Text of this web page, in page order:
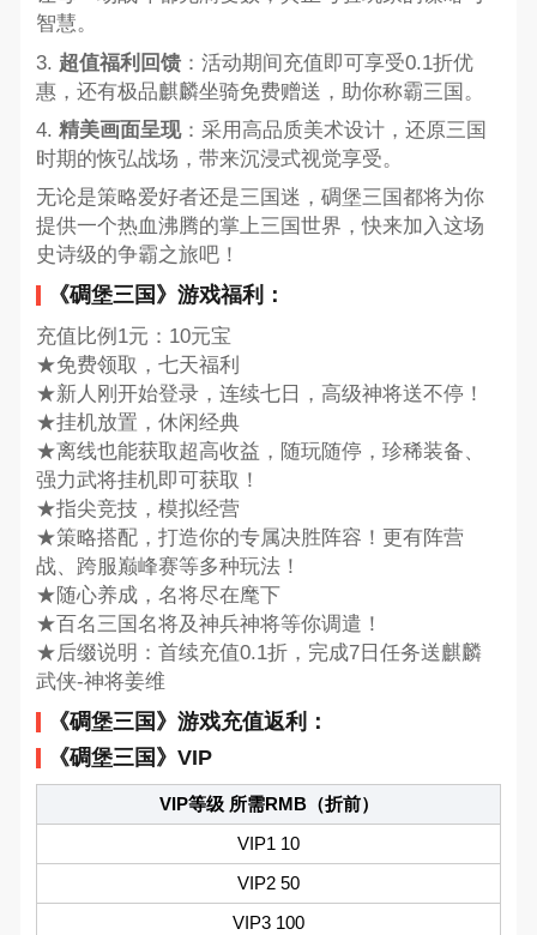
智慧。
3. 超值福利回馈：活动期间充值即可享受0.1折优
惠，还有极品麒麟坐骑免费赠送，助你称霸三国。
4. 精美画面呈现：采用高品质美术设计，还原三国
时期的恢弘战场，带来沉浸式视觉享受。
无论是策略爱好者还是三国迷，碉堡三国都将为你
提供一个热血沸腾的掌上三国世界，快来加入这场
史诗级的争霸之旅吧！
《碉堡三国》游戏福利：
充值比例1元：10元宝
★免费领取，七天福利
★新人刚开始登录，连续七日，高级神将送不停！
★挂机放置，休闲经典
★离线也能获取超高收益，随玩随停，珍稀装备、
强力武将挂机即可获取！
★指尖竞技，模拟经营
★策略搭配，打造你的专属决胜阵容！更有阵营
战、跨服巅峰赛等多种玩法！
★随心养成，名将尽在麾下
★百名三国名将及神兵神将等你调遣！
★后缀说明：首续充值0.1折，完成7日任务送麒麟
武侠-神将姜维
《碉堡三国》游戏充值返利：
《碉堡三国》VIP
VIP等级 所需RMB（折前）
VIP1 10
VIP2 50
VIP3 100